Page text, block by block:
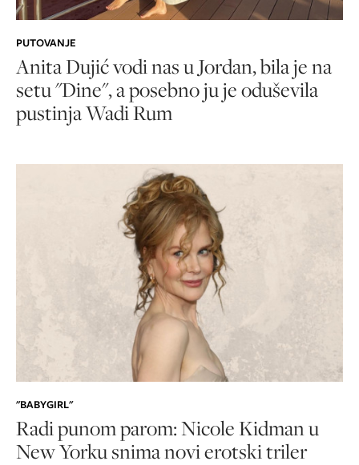
PUTOVANJE
Anita Dujić vodi nas u Jordan, bila je na
setu "Dine", a posebno ju je oduševila
pustinja Wadi Rum
"BABYGIRL"
Radi punom parom: Nicole Kidman u
New Yorku snima novi erotski triler